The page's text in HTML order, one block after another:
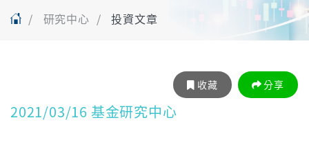
研究中心 投資文章
收藏 分享
2021/03/16 基金研究中心